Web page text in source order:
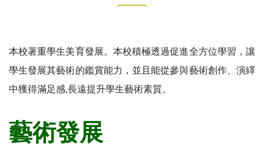
本校著重學生美育發展。本校積極透過促進全方位學習，讓
學生發展其藝術的鑑賞能力，並且能從參與藝術創作、演繹
中獲得滿足感,長遠提升學生藝術素質。
藝術發展